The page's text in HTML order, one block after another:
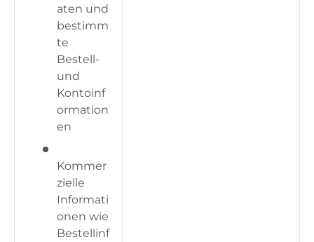
aten und
bestimm
te
Bestell-
und
Kontoinf
ormation
en
Kommer
zielle
Informati
onen wie
Bestellinf